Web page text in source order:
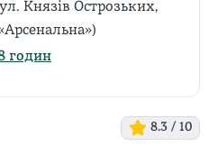
Князів Острозьких,
годин
8.3 / 10